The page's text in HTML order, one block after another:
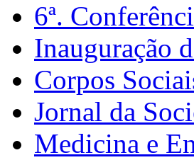
6ª.
Inauguração
Corpos
Jornal da
Medicina e